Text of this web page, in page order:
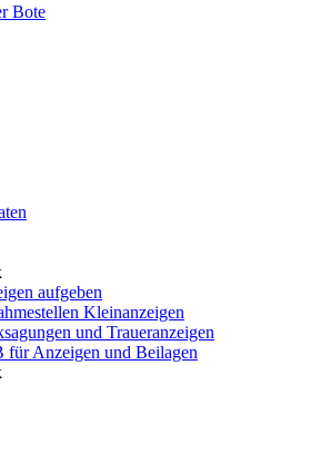
Bote
aufgeben
Kleinanzeigen
und Traueranzeigen
für Anzeigen und Beilagen